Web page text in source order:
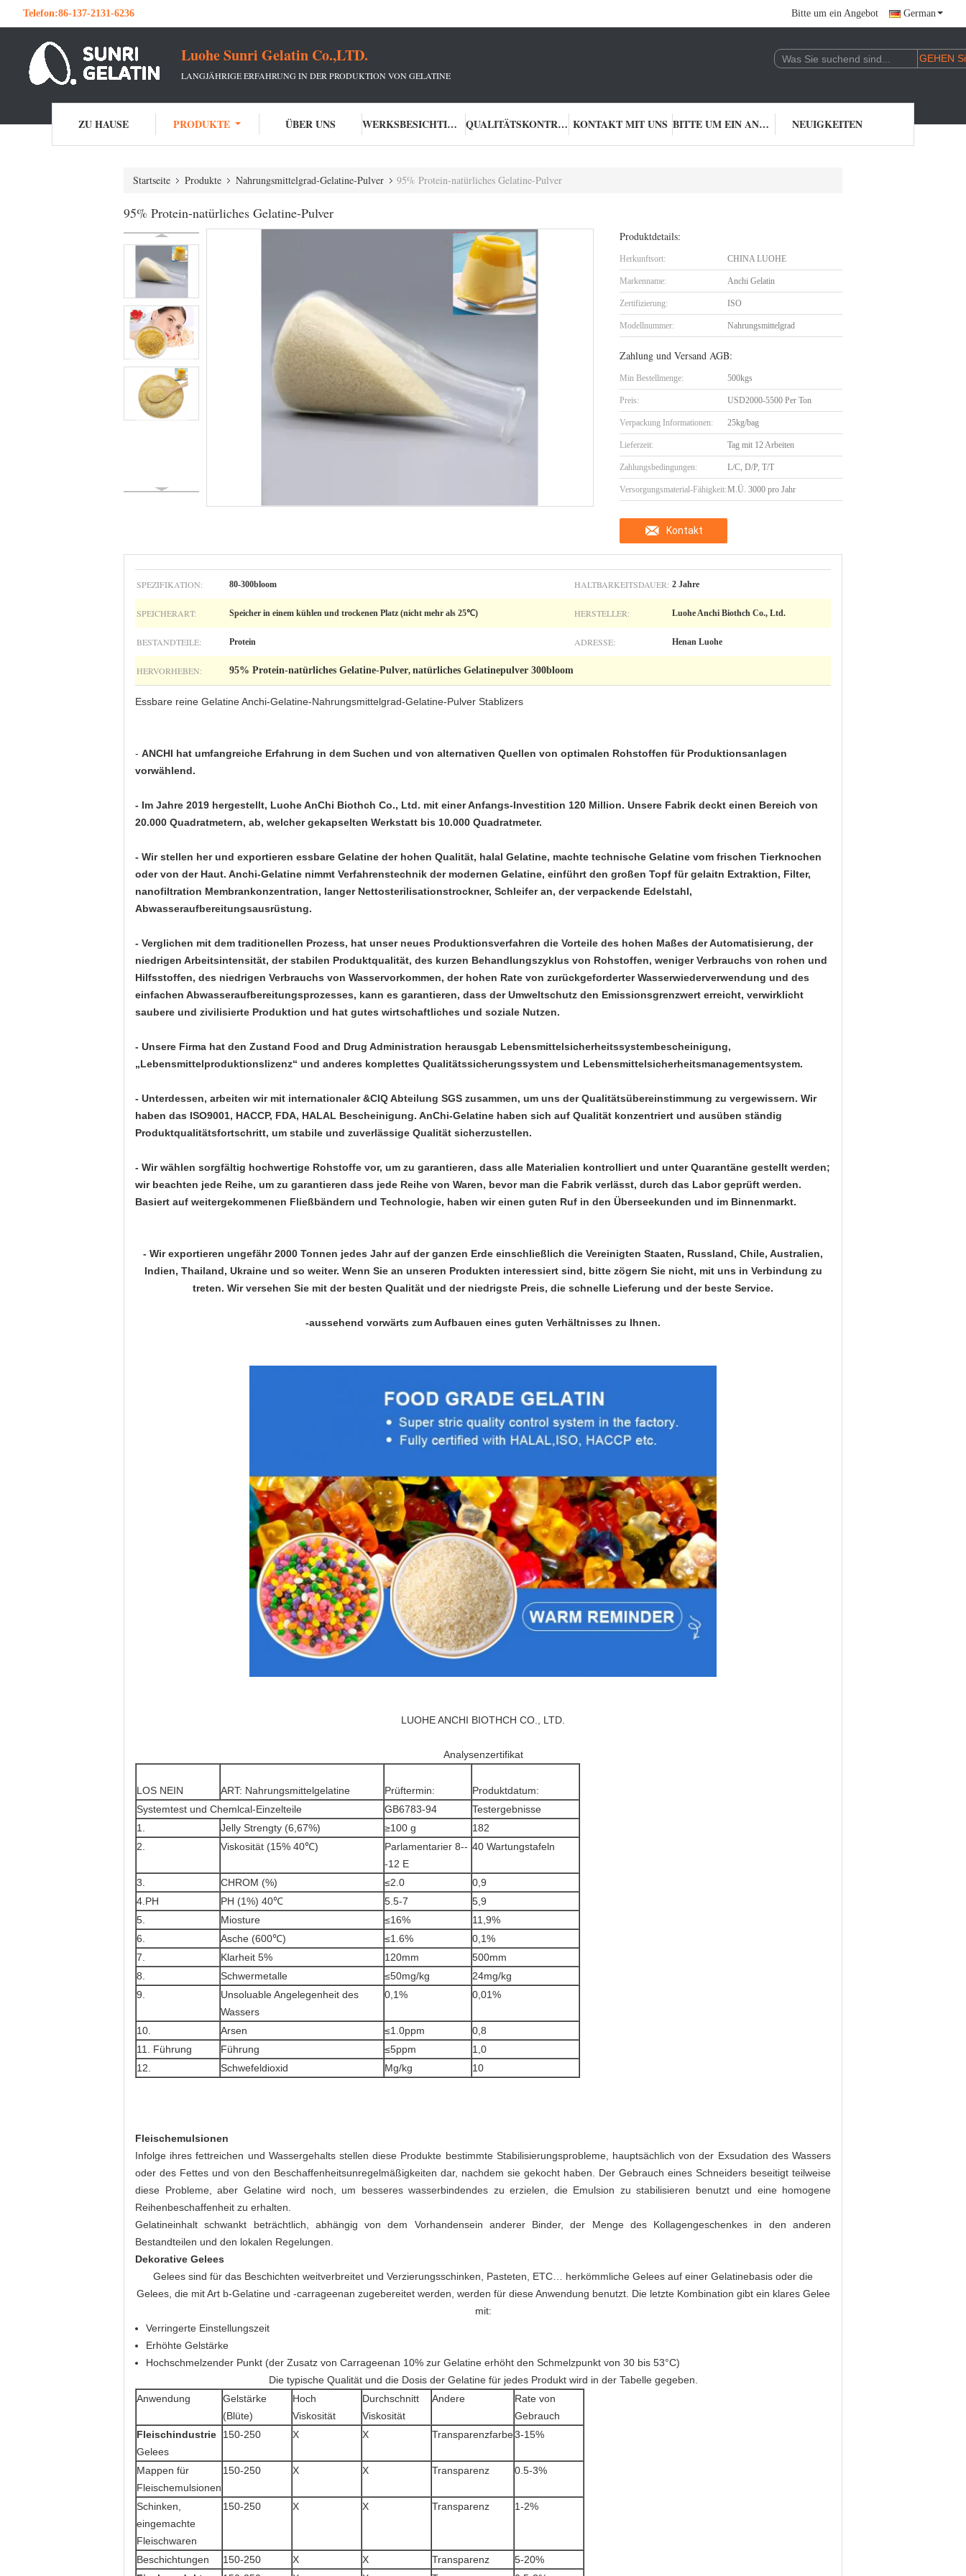
Telefon:86-137-2131-6236 Bitte um ein Angebot German
Luohe Sunri Gelatin Co.,LTD.
LANGJÄHRIGE ERFAHRUNG IN DER PRODUKTION VON GELATINE
ZU HAUSE PRODUKTE ÜBER UNS WERKSBESICHTIGUNG QUALITÄTSKONTROLLE KONTAKT MIT UNS BITTE UM EIN ANGEBOT NEUIGKEITEN
Startseite Produkte Nahrungsmittelgrad-Gelatine-Pulver 95% Protein-natürliches Gelatine-Pulver
95% Protein-natürliches Gelatine-Pulver
Produktdetails:
Herkunftsort: CHINA LUOHE
Markenname: Anchi Gelatin
Zertifizierung: ISO
Modellnummer: Nahrungsmittelgrad
Zahlung und Versand AGB:
Min Bestellmenge: 500kgs
Preis: USD2000-5500 Per Ton
Verpackung Informationen: 25kg/bag
Lieferzeit: Tag mit 12 Arbeiten
Zahlungsbedingungen: L/C, D/P, T/T
Versorgungsmaterial-Fähigkeit:M.Ü. 3000 pro Jahr
Kontakt
SPEZIFIKATION: 80-300bloom HALTBARKEITSDAUER: 2 Jahre
SPEICHERART: Speicher in einem kühlen und trockenen Platz (nicht mehr als 25℃) HERSTELLER: Luohe Anchi Biothch Co., Ltd.
BESTANDTEILE: Protein ADRESSE: Henan Luohe
HERVORHEBEN: 95% Protein-natürliches Gelatine-Pulver, natürliches Gelatinepulver 300bloom
Essbare reine Gelatine Anchi-Gelatine-Nahrungsmittelgrad-Gelatine-Pulver Stablizers
- ANCHI hat umfangreiche Erfahrung in dem Suchen und von alternativen Quellen von optimalen Rohstoffen für Produktionsanlagen
vorwählend.
- Im Jahre 2019 hergestellt, Luohe AnChi Biothch Co., Ltd. mit einer Anfangs-Investition 120 Million. Unsere Fabrik deckt einen Bereich von
20.000 Quadratmetern, ab, welcher gekapselten Werkstatt bis 10.000 Quadratmeter.
- Wir stellen her und exportieren essbare Gelatine der hohen Qualität, halal Gelatine, machte technische Gelatine vom frischen Tierknochen
oder von der Haut. Anchi-Gelatine nimmt Verfahrenstechnik der modernen Gelatine, einführt den großen Topf für gelaitn Extraktion, Filter,
nanofiltration Membrankonzentration, langer Nettosterilisationstrockner, Schleifer an, der verpackende Edelstahl,
Abwasseraufbereitungsausrüstung.
- Verglichen mit dem traditionellen Prozess, hat unser neues Produktionsverfahren die Vorteile des hohen Maßes der Automatisierung, der
niedrigen Arbeitsintensität, der stabilen Produktqualität, des kurzen Behandlungszyklus von Rohstoffen, weniger Verbrauchs von rohen und
Hilfsstoffen, des niedrigen Verbrauchs von Wasservorkommen, der hohen Rate von zurückgeforderter Wasserwiederverwendung und des
einfachen Abwasseraufbereitungsprozesses, kann es garantieren, dass der Umweltschutz den Emissionsgrenzwert erreicht, verwirklicht
saubere und zivilisierte Produktion und hat gutes wirtschaftliches und soziale Nutzen.
- Unsere Firma hat den Zustand Food and Drug Administration herausgab Lebensmittelsicherheitssystembescheinigung,
„Lebensmittelproduktionslizenz“ und anderes komplettes Qualitätssicherungssystem und Lebensmittelsicherheitsmanagementsystem.
- Unterdessen, arbeiten wir mit internationaler &CIQ Abteilung SGS zusammen, um uns der Qualitätsübereinstimmung zu vergewissern. Wir
haben das ISO9001, HACCP, FDA, HALAL Bescheinigung. AnChi-Gelatine haben sich auf Qualität konzentriert und ausüben ständig
Produktqualitätsfortschritt, um stabile und zuverlässige Qualität sicherzustellen.
- Wir wählen sorgfältig hochwertige Rohstoffe vor, um zu garantieren, dass alle Materialien kontrolliert und unter Quarantäne gestellt werden;
wir beachten jede Reihe, um zu garantieren dass jede Reihe von Waren, bevor man die Fabrik verlässt, durch das Labor geprüft werden.
Basiert auf weitergekommenen Fließbändern und Technologie, haben wir einen guten Ruf in den Überseekunden und im Binnenmarkt.
- Wir exportieren ungefähr 2000 Tonnen jedes Jahr auf der ganzen Erde einschließlich die Vereinigten Staaten, Russland, Chile, Australien,
Indien, Thailand, Ukraine und so weiter. Wenn Sie an unseren Produkten interessiert sind, bitte zögern Sie nicht, mit uns in Verbindung zu
treten. Wir versehen Sie mit der besten Qualität und der niedrigste Preis, die schnelle Lieferung und der beste Service.
-aussehend vorwärts zum Aufbauen eines guten Verhältnisses zu Ihnen.
LUOHE ANCHI BIOTHCH CO., LTD.
Analysenzertifikat
LOS NEIN ART: Nahrungsmittelgelatine Prüftermin:
Produktdatum:
Systemtest und Chemlcal-Einzelteile
GB6783-94
Testergebnisse
1.
Jelly Strengty (6,67%) ≥100 g
182
2.
Viskosität (15% 40℃)
Parlamentarier 8--
-12 E
40 Wartungstafeln
3. CHROM (%) ≤2.0
0,9
4.PH
PH (1%) 40℃ 5.5-7
5,9
5.
Miosture ≤16%
11,9%
6.
Asche (600℃) ≤1.6%
0,1%
7.
Klarheit 5% 120mm
500mm
8.
Schwermetalle ≤50mg/kg
24mg/kg
9.
Unsoluable Angelegenheit des
Wassers
0,1% 0,01%
10. Arsen ≤1.0ppm
0,8
11. Führung
Führung ≤5ppm
1,0
12.
Schwefeldioxid Mg/kg 10
Fleischemulsionen
Infolge ihres fettreichen und Wassergehalts stellen diese Produkte bestimmte Stabilisierungsprobleme, hauptsächlich von der Exsudation des Wassers
oder des Fettes und von den Beschaffenheitsunregelmäßigkeiten dar, nachdem sie gekocht haben. Der Gebrauch eines Schneiders beseitigt teilweise
diese Probleme, aber Gelatine wird noch, um besseres wasserbindendes zu erzielen, die Emulsion zu stabilisieren benutzt und eine homogene
Reihenbeschaffenheit zu erhalten.
Gelatineinhalt schwankt beträchtlich, abhängig von dem Vorhandensein anderer Binder, der Menge des Kollagengeschenkes in den anderen
Bestandteilen und den lokalen Regelungen.
Dekorative Gelees
Gelees sind für das Beschichten weitverbreitet und Verzierungsschinken, Pasteten, ETC… herkömmliche Gelees auf einer Gelatinebasis oder die
Gelees, die mit Art b-Gelatine und -carrageenan zugebereitet werden, werden für diese Anwendung benutzt. Die letzte Kombination gibt ein klares Gelee
mit:
Verringerte Einstellungszeit
Erhöhte Gelstärke
Hochschmelzender Punkt (der Zusatz von Carrageenan 10% zur Gelatine erhöht den Schmelzpunkt von 30 bis 53°C)
Die typische Qualität und die Dosis der Gelatine für jedes Produkt wird in der Tabelle gegeben.
Anwendung
Gelstärke
(Blüte)
Hoch
Viskosität
Durchschnitt
Viskosität
Andere
Rate von
Gebrauch
Fleischindustrie
Gelees
150-250 X X Transparenzfarbe3-15%
Mappen für
Fleischemulsionen
150-250 X X Transparenz 0.5-3%
Schinken,
eingemachte
Fleischwaren
150-250 X X Transparenz 1-2%
Beschichtungen 150-250 X X Transparenz
5-20%